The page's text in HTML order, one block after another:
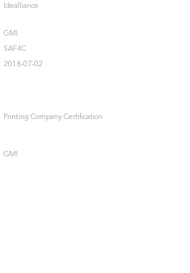
Idealliance
GMI
SAF4C
2018-07-02
Printing Company Certification
GMI